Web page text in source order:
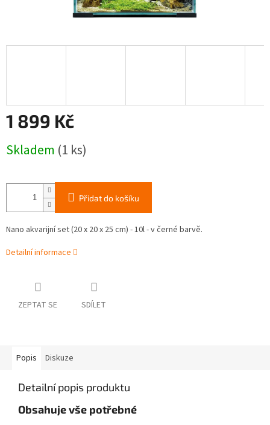
1 899 Kč
cena:
Skladem (1 ks)
Přidat do košíku
Nano akvarijní set (20 x 20 x 25 cm) - 10l - v černé barvě.
Detailní informace
ZEPTAT SE SDÍLET
Popis Diskuze
Detailní popis produktu
Obsahuje vše potřebné